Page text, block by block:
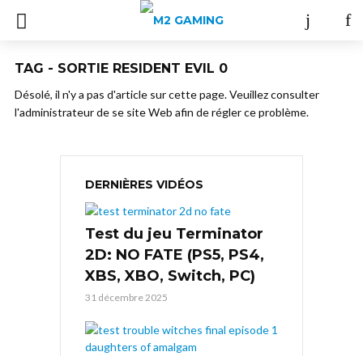
TAG - SORTIE RESIDENT EVIL 0
Désolé, il n'y a pas d'article sur cette page. Veuillez consulter
l'administrateur de se site Web afin de régler ce problème.
DERNIÈRES VIDÉOS
Test du jeu Terminator
2D: NO FATE (PS5, PS4,
XBS, XBO, Switch, PC)
31 décembre 2025